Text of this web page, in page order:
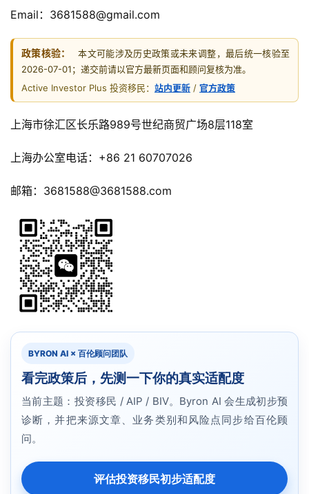
访
签
证
澳
加
英
关
百
伦
百
伦
A
Email：3681588@gmail.com
政策核验：
本文可能涉及历史政策或未来调整，最后统一核验至
2026-07-01；递交前请以官方最新页面和顾问复核为准。
Active Investor Plus 投资移民： 站内更新 / 官方政策
上海市徐汇区长乐路989号世纪商贸广场8层118室
上海办公室电话：+86 21 60707026
邮箱：3681588@3681588.com
BYRON AI × 百伦顾问团队
看完政策后，先测一下你的真实适配度
当前主题：投资移民 / AIP / BIV。Byron AI 会生成初步预
诊断，并把来源文章、业务类别和风险点同步给百伦顾
问。
评估投资移民初步适配度